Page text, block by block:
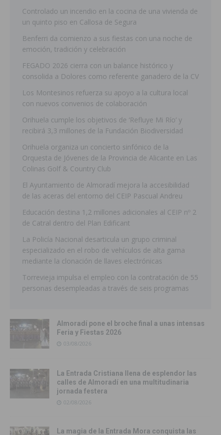
Controlado un incendio en la cocina de una vivienda de
un quinto piso en Callosa de Segura
Benferri da comienzo a sus fiestas con una noche de
emoción, tradición y celebración
FEGADO 2026 cierra con un balance histórico y
consolida a Dolores como referente ganadero de la CV
Los Montesinos refuerza su apoyo a la cultura local
con nuevos convenios de colaboración
Orihuela cumple los objetivos de ‘Refluye Mi Río’ y
recibirá 3,3 millones de la Fundación Biodiversidad
Orihuela organiza un concierto sinfónico de la
Orquesta de Jóvenes de la Provincia de Alicante en Las
Colinas Golf & Country Club
El Ayuntamiento de Almoradí mejora la accesibilidad
de las aceras del entorno del CEIP Pascual Andreu
Educación destina 1,2 millones adicionales al CEIP nº 2
de Catral dentro del Plan Edificant
La Policía Nacional desarticula un grupo criminal
especializado en el robo de vehículos de alta gama
mediante la clonación de llaves electrónicas
Torrevieja impulsa el empleo con la contratación de 55
personas desempleadas a través de seis programas
Almoradí pone el broche final a unas intensas
Feria y Fiestas 2026
03/08/2026
La Entrada Cristiana llena de esplendor las
calles de Almoradí en una multitudinaria
jornada festera
02/08/2026
La magia de la Entrada Mora conquista las